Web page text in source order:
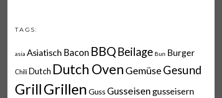
TAGS:
asia Asiatisch Bacon BBQBeilage Bun Burger
Chili Dutch Dutch Oven Gemüse Gesund
GrillGrillen Guss Gusseisen gusseisern